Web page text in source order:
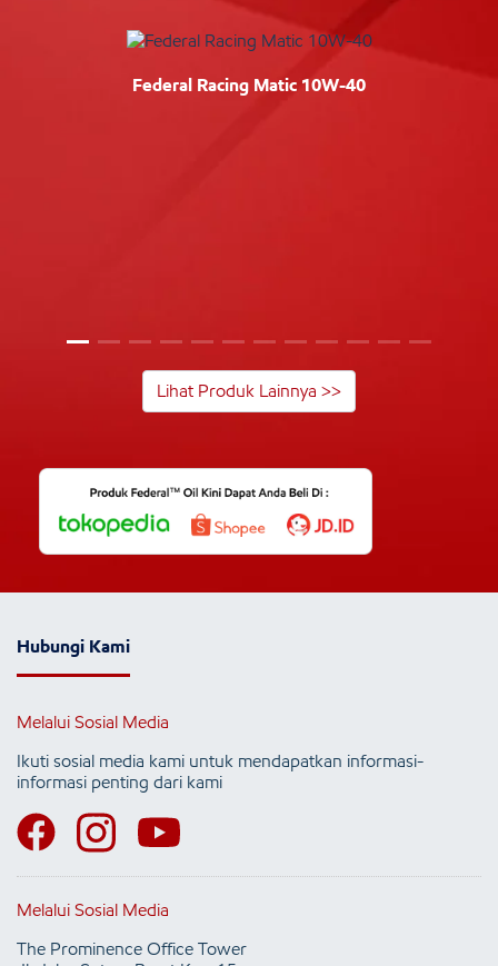
Federal Racing Matic 10W-40
Lihat Produk Lainnya >>
Hubungi Kami
Melalui Sosial Media
Ikuti sosial media kami untuk mendapatkan informasi-
informasi penting dari kami
Melalui Sosial Media
The Prominence Office Tower